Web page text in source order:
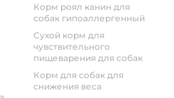
корм роял канин для
собак гипоаллергенный
сухой корм для
чувствительного
пищеварения для собак
корм для собак для
снижения веса